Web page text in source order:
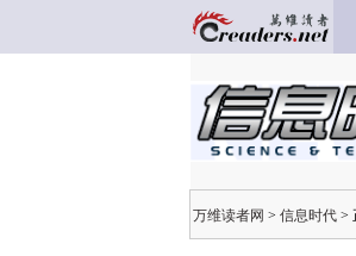
万维读者网 > 信息时代 >